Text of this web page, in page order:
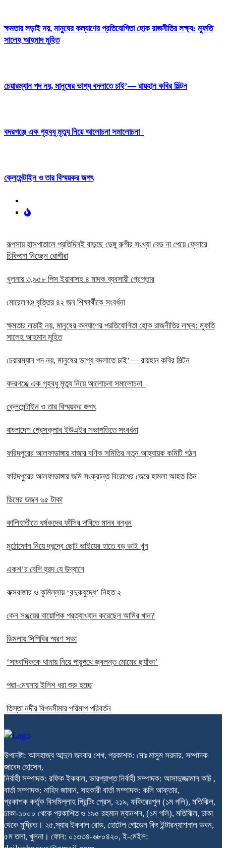
ক্ষমতার লড়াই নয়, মানুষের কল্যাণের প্রতিযোগিতা হোক রাজনীতির লক্ষ্য: মুফতি
সালেহ আহমাদ মুহিত
চেয়ারম্যান পদ নয়, মানুষের ভাগ্য বদলাতে চাই’— রায়হান কবির মিল্টন
বদরগঞ্জে এক গৃহবধু মৃত্যু নিয়ে আলোচনা সমালোচনা
ক্লেমেন্টাইন ও তার বিস্ময়কর জগৎ
রূপসায় হাসপাতালে প্রতিদিনই বাড়ছে ডেঙ্গু রুগীর সংখ্যা বেড না পেয়ে ফ্লোরে
চিকিৎসা নিচ্ছেন রোগীরা
খুলনায় ৩,৯৫৮ পিস ইয়াবাসহ ৪ মাদক ব্যবসায়ী গ্রেপ্তার
মোরেলগঞ্জ বৃত্তির ৪২ জন শিক্ষার্থীকে সংবর্ধনা
ক্ষমতার লড়াই নয়, মানুষের কল্যাণের প্রতিযোগিতা হোক রাজনীতির লক্ষ্য: মুফতি
সালেহ আহমাদ মুহিত
চেয়ারম্যান পদ নয়, মানুষের ভাগ্য বদলাতে চাই’— রায়হান কবির মিল্টন
বদরগঞ্জে এক গৃহবধু মৃত্যু নিয়ে আলোচনা সমালোচনা
ক্লেমেন্টাইন ও তার বিস্ময়কর জগৎ
বাংলাদেশ প্রেসক্লাব ইউএইর সভাপতিতে সংবর্ধনা
ফরিদপুরের আলফাডাঙ্গায় বাজার বণিক সমিতির নতুন আহ্বায়ক কমিটি গঠন
ফরিদপুরের আলফাডাঙ্গায় জমি সংক্রান্ত বিরোধের জেরে হামলা আহত তিন
ডিমের ডজন ৬৫ টাকা
কালিহাতীতে ধর্ষকদের ফাঁসির দাবিতে মানব বন্ধন
মুঠোফোন নিয়ে দ্বন্দ্বে ছোট ভাইয়ের হাতে বড় ভাই খুন
একশ’র বেশি হ্রদ যে উদ্যানে
কক্সবাজার ও কুমিল্লায় ‘বন্দুকযুদ্ধে’ নিহত ২
কেন সঞ্জয়ের বায়োপিক প্রত্যাখ্যান করেছেন আমির খান?
ডিমলায় সিপিবির স্মরণ সভা
‘সাংবাদিককে থানায় নিয়ে পায়ুপথে জ্বলন্ত মোমের ছ্যাঁকা’
পদ্মা-মেঘনায় ইলিশ ধরা শুরু হচ্ছে
তিস্তা নদীর বিপদসীমার পরিমাপ পরিবর্তন
উপদেষ্টা: আলহাজ্ব আব্দুল জববার শেখ, প্রকাশক: মোঃ মাসুম সরদার, সম্পাদক
জাবেদ হোসেন,
নির্বাহী সম্পাদক: রফিক ইকবাল, ভারপ্রাপ্ত নির্বাহী সম্পাদক: আসাদুজ্জামান কচি ,
বার্তা সম্পাদক: নাহিদ জামান, সহকারী বার্তা সম্পাদক: কলি আক্তার,
প্রকাশক কর্তৃক বিসমিল্লাহ প্রিন্টিং প্রেস, ২১৯, ফকিরেরপুল (১ম গলি), মতিঝিল,
ঢাকা-১০০০ থেকে প্রকাশিত ও ১৯৫ রহমান ম্যানশন, (১ম গলি), মতিঝিল, ঢাকা
থেকে মুদ্রিত। ২৫,স্যার ইকবাল রোড, হোটেল গোল্ডেন কিং ইন্টারন্যাশনাল ভবন,
৫ম তলা, খুলনা। ফোন: ০১৩৩৪-৬৮০৪২০, ই-মেইল: